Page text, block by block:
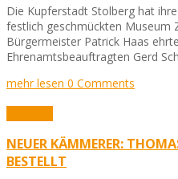
Die Kupferstadt Stolberg hat
festlich geschmückten Museum
Bürgermeister Patrick Haas
Ehrenamtsbeauftragten Gerd
mehr lesen 0 Comments
NEUER KÄMMERER:
BESTELLT